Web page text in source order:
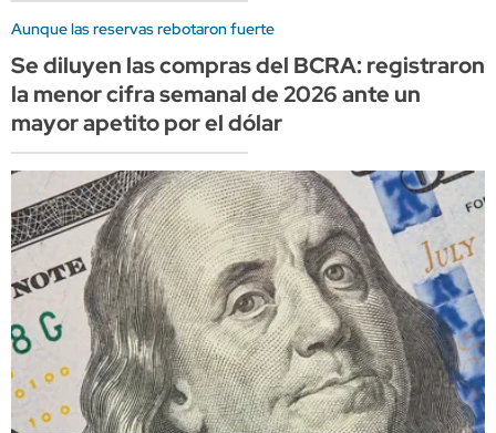
Aunque las reservas rebotaron fuerte
Se diluyen las compras del BCRA: registraron
la menor cifra semanal de 2026 ante un
mayor apetito por el dólar